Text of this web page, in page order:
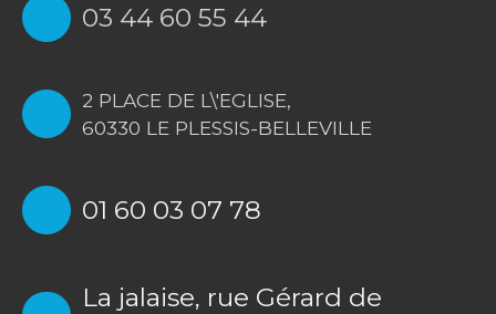
03 44 60 55 44
2 PLACE DE L\'EGLISE,
60330 LE PLESSIS-BELLEVILLE
01 60 03 07 78
La jalaise, rue Gérard de